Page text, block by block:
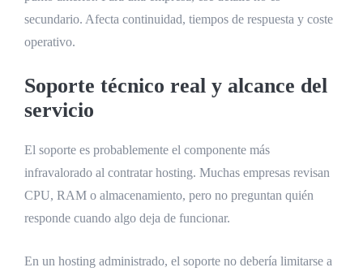
secundario. Afecta continuidad, tiempos de respuesta y coste
operativo.
Soporte técnico real y alcance del
servicio
El soporte es probablemente el componente más
infravalorado al contratar hosting. Muchas empresas revisan
CPU, RAM o almacenamiento, pero no preguntan quién
responde cuando algo deja de funcionar.
En un hosting administrado, el soporte no debería limitarse a